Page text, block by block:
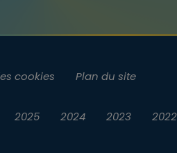
cookies Plan du site
2025 2024 2023 2022